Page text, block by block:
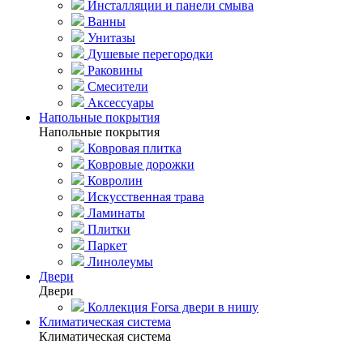
Инсталляции и панели смыва
Ванны
Унитазы
Душевые перегородки
Раковины
Смесители
Аксессуары
Напольные покрытия
Напольные покрытия
Ковровая плитка
Ковровые дорожки
Ковролин
Искусственная трава
Ламинаты
Плитки
Паркет
Линолеумы
Двери
Двери
Коллекция Forsa двери в нишу
Климатическая система
Климатическая система